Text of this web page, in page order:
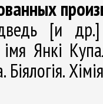
[и др.] //
імя Янкі
Біялогія.